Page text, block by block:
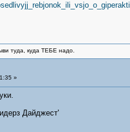
туда, куда ТЕБЕ надо.
»
Дайджест'